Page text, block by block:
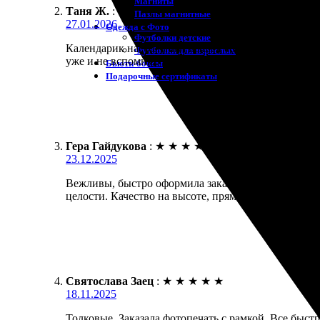
Пазлы магнитные
Одежда с Фото
Футболки детские
Футболки для взрослых
Бьюти-боксы
Подарочные сертификаты
Таня Ж. :
27.01.2026
Календарик настольный вышел со странной датой
уже и не вспомню.
Гера Гайдукова : ★ ★ ★ ★
23.12.2025
Вежливы, быстро оформила заказ. Печать фото
целости. Качество на высоте, прямо как ожидала.
Святослава Заец : ★ ★ ★ ★ ★
18.11.2025